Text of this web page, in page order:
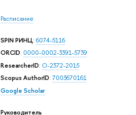
Расписание
SPIN РИНЦ: 6074-5116
ORCID: 0000-0002-3391-5739
ResearcherID: O-2372-2015
Scopus AuthorID:7003670161
Google Scholar
Руководитель